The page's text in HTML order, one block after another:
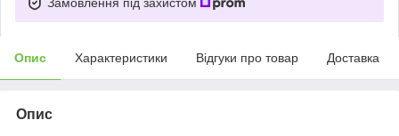
Опис Характеристики Відгуки про товар Доставка
Опис